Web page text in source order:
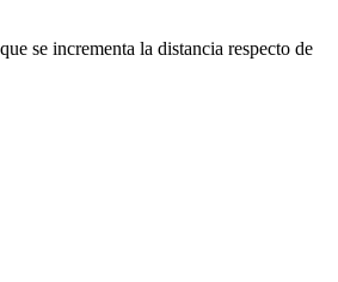
se incrementa la distancia respecto de